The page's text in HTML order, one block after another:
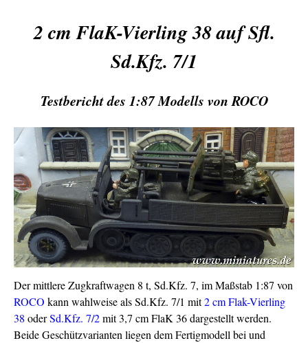
2 cm FlaK-Vierling 38 auf Sfl.
Sd.Kfz. 7/1
Testbericht des 1:87 Modells von ROCO
Der mittlere Zugkraftwagen 8 t, Sd.Kfz. 7, im Maßstab 1:87 von
ROCO kann wahlweise als Sd.Kfz. 7/1 mit2 cm Flak-Vierling
38 oderSd.Kfz. 7/2mit 3,7 cm FlaK 36 dargestellt werden.
Beide Geschützvarianten liegen dem Fertigmodell bei und